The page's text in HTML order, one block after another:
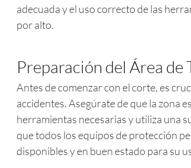
adecuada y el uso correcto de las
por alto.
Preparación del Área de
Antes de comenzar con el corte, es
accidentes. Asegúrate de que la zona
herramientas necesarias y utiliza una
que todos los equipos de protección
disponibles y en buen estado para su